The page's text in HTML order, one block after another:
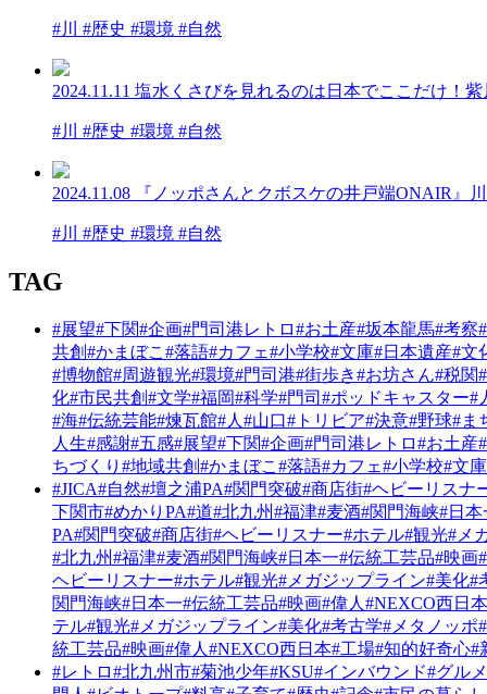
#川 #歴史 #環境 #自然
2024.11.11 塩水くさびを見れるのは日本でここだけ！
#川 #歴史 #環境 #自然
2024.11.08 『ノッポさんとクボスケの井戸端ONAIR』
#川 #歴史 #環境 #自然
TAG
#展望#下関#企画#門司港レトロ#お土産#坂本龍馬#考察
共創#かまぼこ #落語#カフェ#小学校#文庫#日本遺産#文
#博物館#周遊観光#環境#門司港#街歩き#お坊さん#税関
化#市民共創#文学#福岡#科学#門司 #ポッドキャスター#
#海#伝統芸能#煉瓦館#人 #山口#トリビア#決意#野球#ま
人生#感謝#五感#展望#下関#企画#門司港レトロ#お土産
ちづくり #地域共創#かまぼこ #落語#カフェ#小学校#文庫
#JICA#自然#壇之浦PA#関門突破#商店街#ヘビーリスナ
下関市#めかりPA#道#北九州#福津#麦酒#関門海峡#日本
PA#関門突破#商店街#ヘビーリスナー#ホテル#観光#メ
#北九州#福津#麦酒#関門海峡#日本一#伝統工芸品#映画
ヘビーリスナー#ホテル#観光#メガジップライン#美化#
関門海峡#日本一#伝統工芸品#映画#偉人 #NEXCO西日本
テル#観光#メガジップライン#美化#考古学#メタノッポ
統工芸品#映画#偉人 #NEXCO西日本#工場#知的好奇心#
#レトロ#北九州市#菊池少年#KSU#インバウンド#グルメ